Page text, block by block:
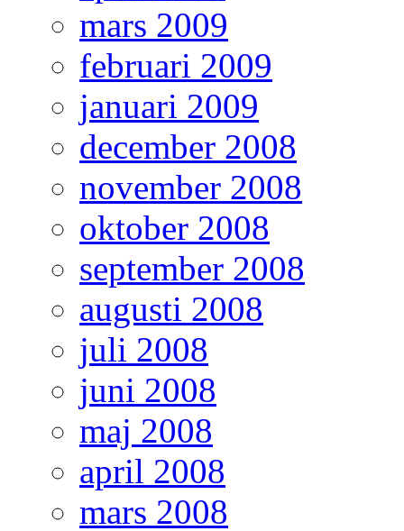
mars 2009
februari 2009
januari 2009
december 2008
november 2008
oktober 2008
september 2008
augusti 2008
juli 2008
juni 2008
maj 2008
april 2008
mars 2008